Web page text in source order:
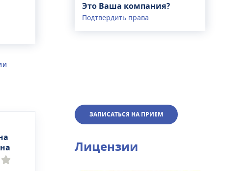
Это Ваша компания?
Подтвердить права
ЗАПИСАТЬСЯ НА ПРИЕМ
Лицензии